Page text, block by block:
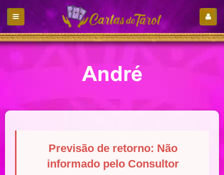
André
Previsão de retorno: Não
informado pelo Consultor